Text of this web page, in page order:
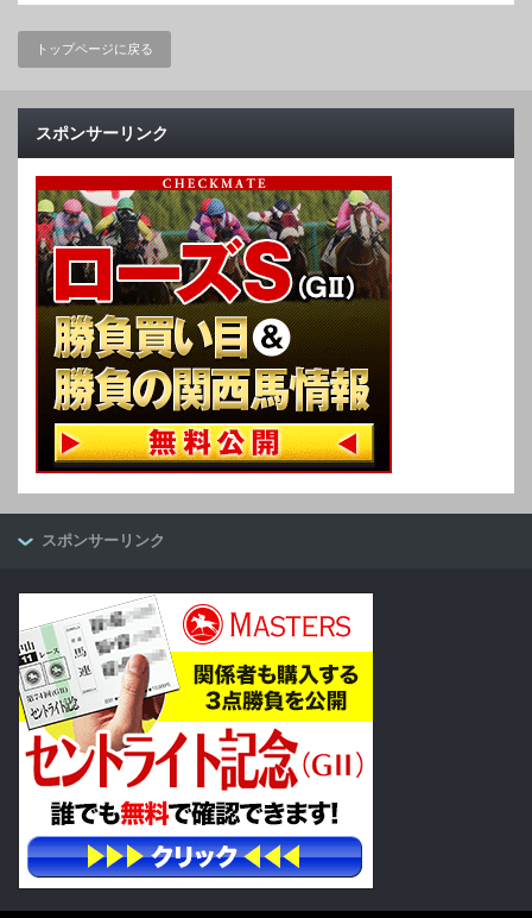
トップページに戻る
スポンサーリンク
スポンサーリンク